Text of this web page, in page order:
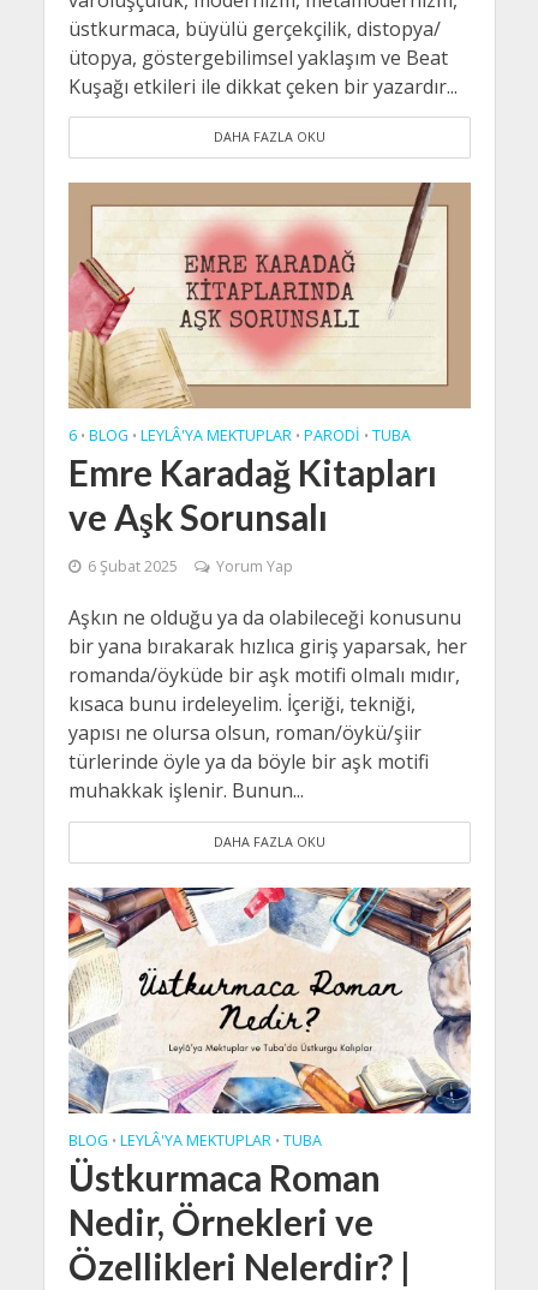
üstkurmaca, büyülü gerçekçilik, distopya/
ütopya, göstergebilimsel yaklaşım ve Beat
Kuşağı etkileri ile dikkat çeken bir yazardır...
DAHA FAZLA OKU
6 • BLOG • LEYLÂ'YA MEKTUPLAR • PARODI • TUBA
Emre Karadağ Kitapları
ve Aşk Sorunsalı
6 Şubat 2025 Yorum Yap
Aşkın ne olduğu ya da olabileceği konusunu
bir yana bırakarak hızlıca giriş yaparsak, her
romanda/öyküde bir aşk motifi olmalı mıdır,
kısaca bunu irdeleyelim. İçeriği, tekniği,
yapısı ne olursa olsun, roman/öykü/şiir
türlerinde öyle ya da böyle bir aşk motifi
muhakkak işlenir. Bunun...
DAHA FAZLA OKU
BLOG • LEYLÂ'YA MEKTUPLAR • TUBA
Üstkurmaca Roman
Nedir, Örnekleri ve
Özellikleri Nelerdir? |